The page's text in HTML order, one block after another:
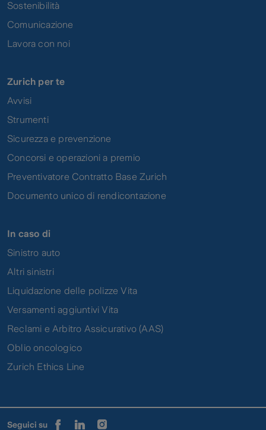
Sostenibilità
Comunicazione
Lavora con noi
Zurich per te
Avvisi
Strumenti
Sicurezza e prevenzione
Concorsi e operazioni a premio
Preventivatore Contratto Base Zurich
Documento unico di rendicontazione
In caso di
Sinistro auto
Altri sinistri
Liquidazione delle polizze Vita
Versamenti aggiuntivi Vita
Reclami e Arbitro Assicurativo (AAS)
Oblio oncologico
Zurich Ethics Line
Seguici su